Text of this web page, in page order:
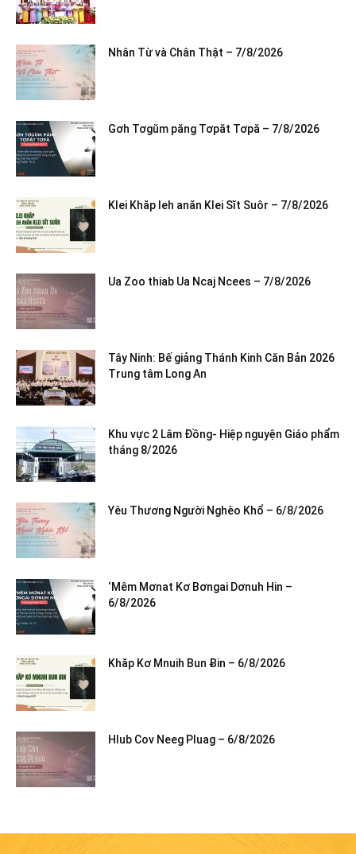
Nhân Từ và Chân Thật – 7/8/2026
Gơh Tơgŭm păng Tơpăt Tơpă – 7/8/2026
Klei Khăp leh anăn Klei Sĭt Suôr – 7/8/2026
Ua Zoo thiab Ua Ncaj Ncees – 7/8/2026
Tây Ninh: Bế giảng Thánh Kinh Căn Bản 2026
Trung tâm Long An
Khu vực 2 Lâm Đồng- Hiệp nguyện Giáo phẩm
tháng 8/2026
Yêu Thương Người Nghèo Khổ – 6/8/2026
‘Mêm Mơnat Kơ Bơngai Dơnuh Hin –
6/8/2026
Khăp Kơ Mnuih Bun Ƀin – 6/8/2026
Hlub Cov Neeg Pluag – 6/8/2026